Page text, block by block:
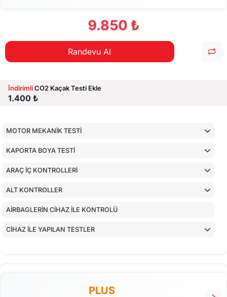
9.850 ₺
Randevu Al
İndirimliCO2 Kaçak Testi Ekle
1.400 ₺
MOTOR MEKANİK TESTİ
KAPORTA BOYA TESTİ
ARAÇ İÇ KONTROLLERİ
ALT KONTROLLER
AİRBAGLERİN CİHAZ İLE KONTROLÜ
CİHAZ İLE YAPILAN TESTLER
PLUS